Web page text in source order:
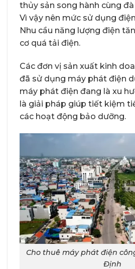
thủy sản song hành cùng
Vì vậy nên mức sử dụng
Nhu cầu năng lượng điện
cơ quá tải điện.
Các đơn vị sản xuất kinh
đã sử dụng máy phát điện
máy phát điện đang là xu
là giải pháp giúp tiết kiệm
các hoạt động bảo dưỡng.
Cho thuê máy phát điện
Định